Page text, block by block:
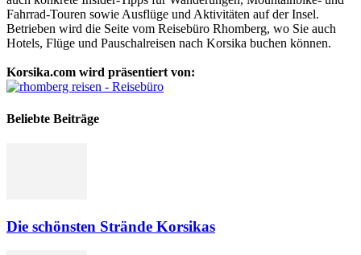
Fahrrad-Touren sowie Ausflüge und Aktivitäten auf der Insel.
Betrieben wird die Seite vom Reisebüro Rhomberg, wo Sie auch
Hotels, Flüge und Pauschalreisen nach Korsika buchen können.
Korsika.com wird präsentiert von:
Beliebte Beiträge
Die schönsten Strände Korsikas